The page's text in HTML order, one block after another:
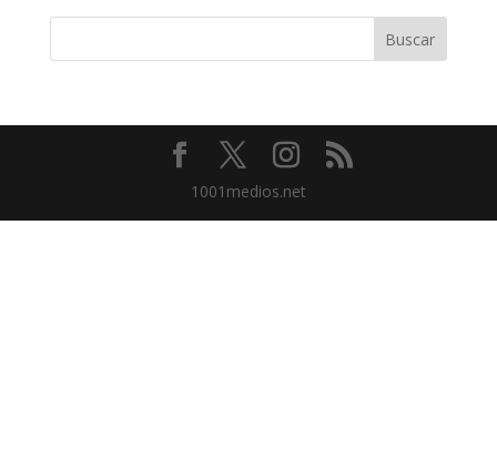
1001medios.net